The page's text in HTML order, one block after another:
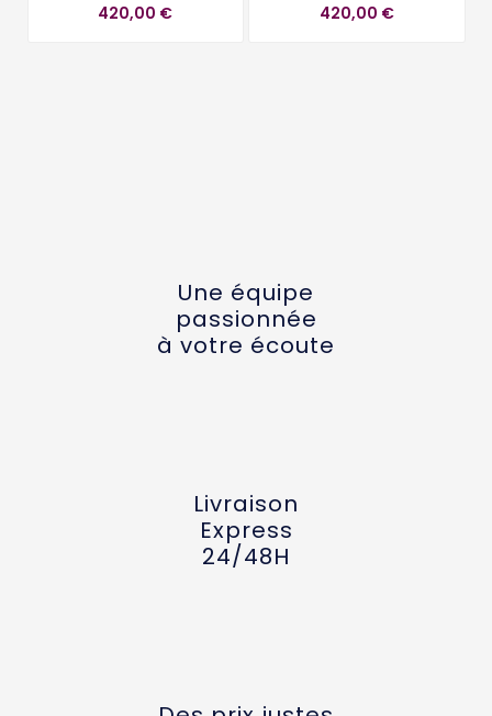
420,00 € 420,00 €
Une équipe
passionnée
à votre écoute
Livraison
Express
24/48H